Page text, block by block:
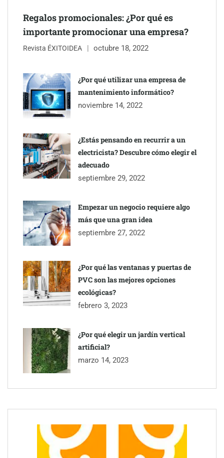
Regalos promocionales: ¿Por qué es
importante promocionar una empresa?
Revista ÉXITOIDEA octubre 18, 2022
¿Por qué utilizar una empresa de
mantenimiento informático?
noviembre 14, 2022
¿Estás pensando en recurrir a un
electricista? Descubre cómo elegir el
adecuado
septiembre 29, 2022
Empezar un negocio requiere algo
más que una gran idea
septiembre 27, 2022
¿Por qué las ventanas y puertas de
PVC son las mejores opciones
ecológicas?
febrero 3, 2023
¿Por qué elegir un jardín vertical
artificial?
marzo 14, 2023